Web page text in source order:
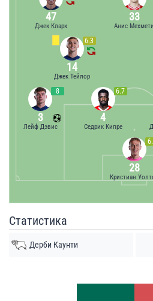
28
Кристиан
8
3
Лейф Дэвис
6.7
4
Седрик Кипре
6.3
14
Джек Тейлор
47
Джек Кларк
33
Анис Мехмети
Статистика
Дерби Каунти